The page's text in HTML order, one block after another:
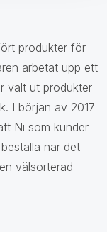
produkter för
arbetat upp ett
valt ut produkter
I början av 2017
Ni som kunder
när det
välsorterad